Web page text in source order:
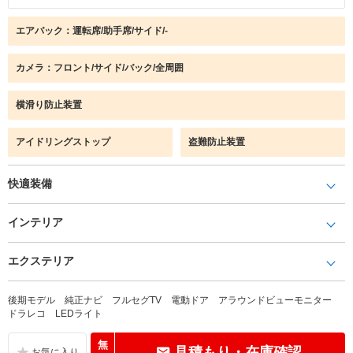
エアバック：運転席/助手席/サイド/-
カメラ：フロント/サイド/バック/全周囲
横滑り防止装置
アイドリングストップ 盗難防止装置
快適装備
インテリア
エクステリア
後期モデル 純正ナビ フルセグTV 電動ドア アラウンドビューモニター
ドラレコ LEDライト
無